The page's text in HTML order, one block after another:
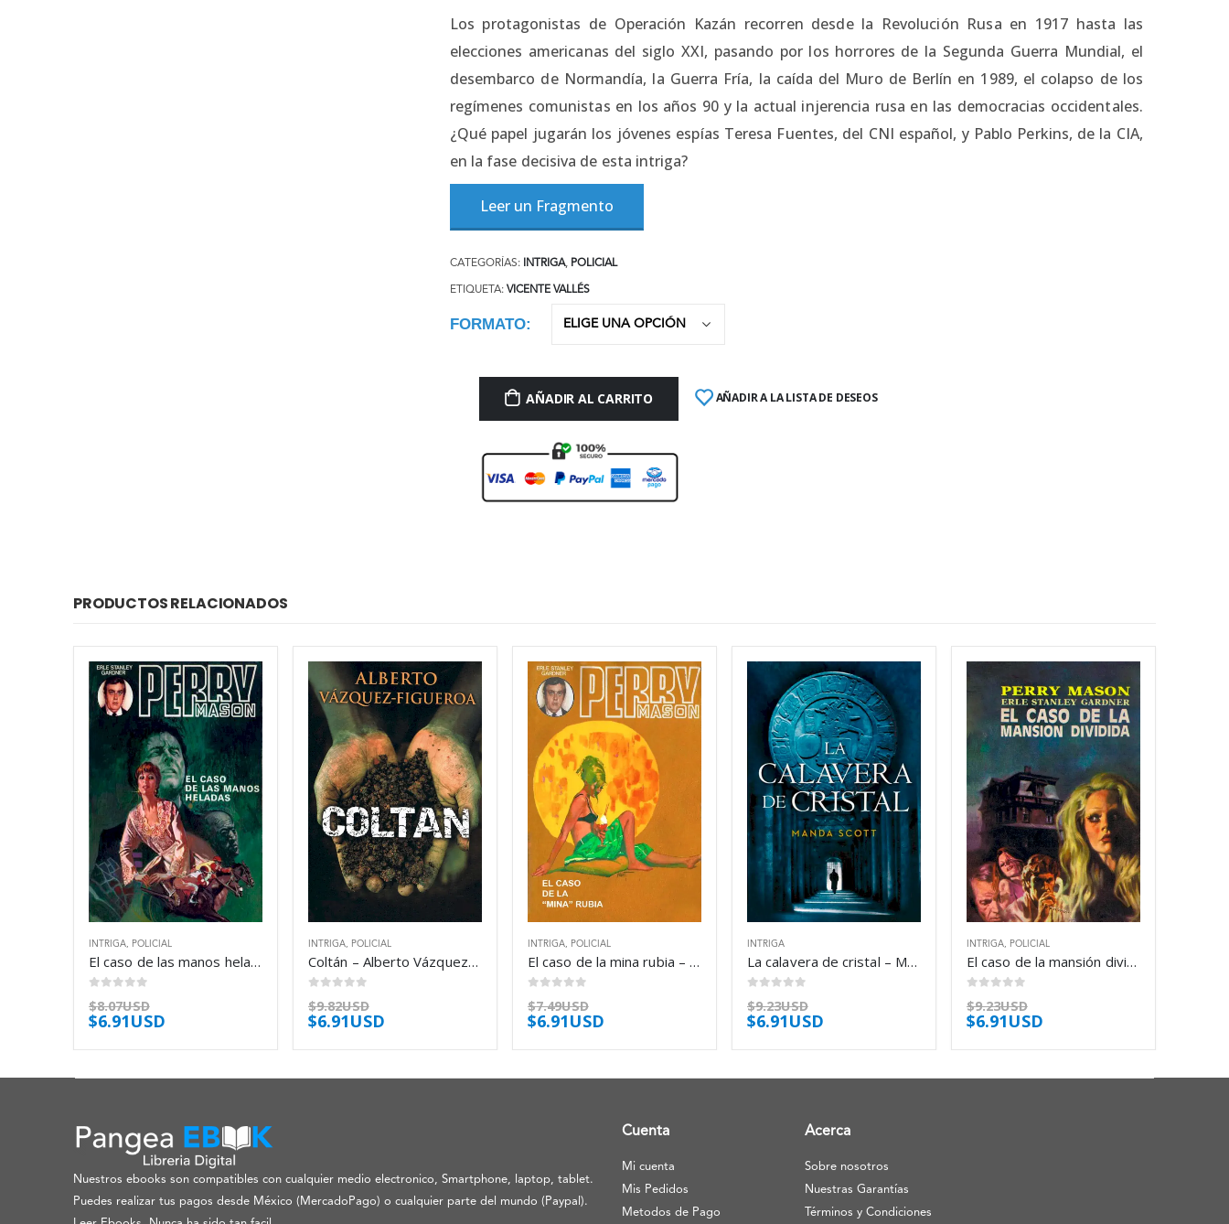
Los protagonistas de Operación Kazán recorren desde la Revolución Rusa en 1917 hasta las
elecciones americanas del siglo XXI, pasando por los horrores de la Segunda Guerra Mundial, el
desembarco de Normandía, la Guerra Fría, la caída del Muro de Berlín en 1989, el colapso de los
regímenes comunistas en los años 90 y la actual injerencia rusa en las democracias occidentales.
¿Qué papel jugarán los jóvenes espías Teresa Fuentes, del CNI español, y Pablo Perkins, de la CIA,
en la fase decisiva de esta intriga?
Leer un Fragmento
CATEGORÍAS: INTRIGA, POLICIAL
ETIQUETA: VICENTE VALLÉS
FORMATO
AÑADIR AL CARRITO AÑADIR A LA LISTA DE DESEOS
PRODUCTOS RELACIONADOS
INTRIGA POLICIAL
El caso de las manos heladas – Erle Stanley Gardner
$8.07USD
$6.91USD
INTRIGA POLICIAL
Coltán – Alberto Vázquez-Figueroa
$9.82USD
$6.91USD
INTRIGA POLICIAL
El caso de la mina rubia – Erle Stanley Gardner
$7.49USD
$6.91USD
INTRIGA
La calavera de cristal – Manda Scott
$9.23USD
$6.91USD
INTRIGA POLICIAL
El caso de la mansión dividida – Erle Stanley Gardner
$9.23USD
$6.91USD
Nuestros ebooks son compatibles con cualquier medio electronico, Smartphone, laptop, tablet.
Puedes realizar tus pagos desde México (MercadoPago) o cualquier parte del mundo (Paypal).
Cuenta
Mi cuenta
Mis Pedidos
Metodos de Pago
Acerca
Sobre nosotros
Nuestras Garantías
Términos y Condiciones